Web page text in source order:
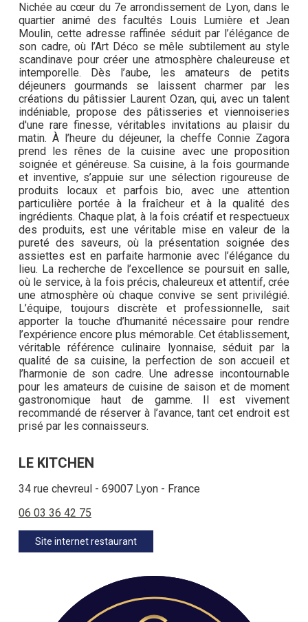
Nichée au cœur du 7e arrondissement de Lyon, dans le
quartier animé des facultés Louis Lumière et Jean
Moulin, cette adresse raffinée séduit par l’élégance de
son cadre, où l’Art Déco se mêle subtilement au style
scandinave pour créer une atmosphère chaleureuse et
intemporelle. Dès l’aube, les amateurs de petits
déjeuners gourmands se laissent charmer par les
créations du pâtissier Laurent Ozan, qui, avec un talent
indéniable, propose des pâtisseries et viennoiseries
d'une rare finesse, véritables invitations au plaisir du
matin. À l’heure du déjeuner, la cheffe Connie Zagora
prend les rênes de la cuisine avec une proposition
soignée et généreuse. Sa cuisine, à la fois gourmande
et inventive, s’appuie sur une sélection rigoureuse de
produits locaux et parfois bio, avec une attention
particulière portée à la fraîcheur et à la qualité des
ingrédients. Chaque plat, à la fois créatif et respectueux
des produits, est une véritable mise en valeur de la
pureté des saveurs, où la présentation soignée des
assiettes est en parfaite harmonie avec l’élégance du
lieu. La recherche de l’excellence se poursuit en salle,
où le service, à la fois précis, chaleureux et attentif, crée
une atmosphère où chaque convive se sent privilégié.
L’équipe, toujours discrète et professionnelle, sait
apporter la touche d’humanité nécessaire pour rendre
l’expérience encore plus mémorable. Cet établissement,
véritable référence culinaire lyonnaise, séduit par la
qualité de sa cuisine, la perfection de son accueil et
l’harmonie de son cadre. Une adresse incontournable
pour les amateurs de cuisine de saison et de moment
gastronomique haut de gamme. Il est vivement
recommandé de réserver à l’avance, tant cet endroit est
prisé par les connaisseurs.
LE KITCHEN
34 rue chevreul - 69007 Lyon - France
06 03 36 42 75
Site internet restaurant